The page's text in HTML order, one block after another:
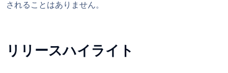
されることはありません。
リリースハイライト